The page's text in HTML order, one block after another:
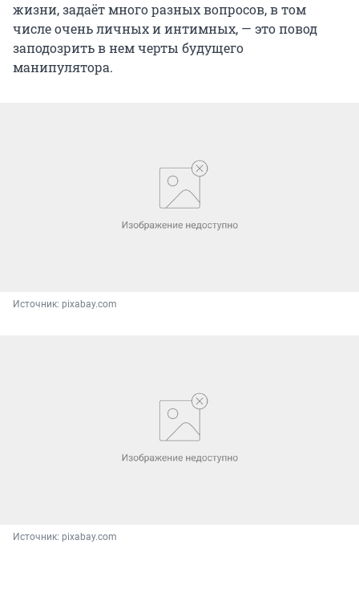
жизни, задаёт много разных вопросов, в том
числе очень личных и интимных, — это повод
заподозрить в нем черты будущего
манипулятора.
Источник: pixabay.com
Источник: pixabay.com